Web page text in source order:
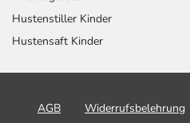
Hustenstiller Kinder
Hustensaft Kinder
AGB Widerrufsbelehrung